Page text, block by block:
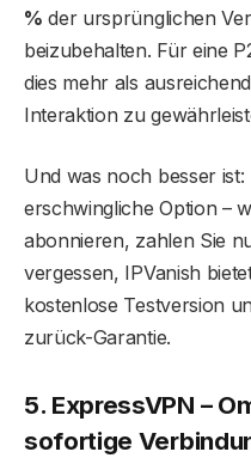
% der ursprünglichen
beizubehalten. Für eine
dies mehr als
Interaktion zu
Und was noch besser
erschwingliche Option –
abonnieren, zahlen Sie
vergessen, IPVanish
kostenlose Testversion
zurück-Garantie.
5. ExpressVPN –
sofortige